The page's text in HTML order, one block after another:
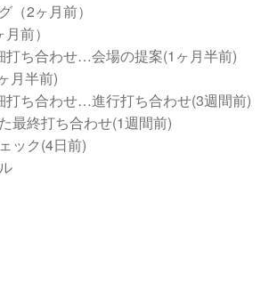
（2ヶ月前）
前）
打ち合わせ…会場の提案(1ヶ月半前)
月半前)
打ち合わせ…進行打ち合わせ(3週間前)
最終打ち合わせ(1週間前)
ック(4日前)